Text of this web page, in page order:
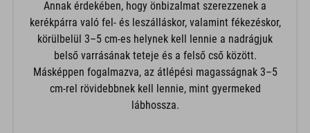
kerékpárra való fel- és leszálláskor, valamint fékezéskor,
körülbelül 3–5 cm-es helynek kell lennie a nadrágjuk
belső varrásának teteje és a felső cső között.
Másképpen fogalmazva, az átlépési magasságnak 3–5
cm-rel rövidebbnek kell lennie, mint gyermeked
lábhossza.